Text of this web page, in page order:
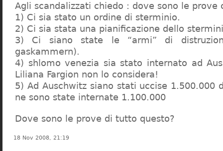
Agli scandalizzati chiedo : dove sono le prove
1) Ci sia stato un ordine di sterminio.
2) Ci sia stata una pianificazione dello
3) Ci siano state le “armi” di
gaskammern).
4) shlomo venezia sia stato internato ad
Liliana Fargion non lo considera!
5) Ad Auschwitz siano stati uccise 1.500.000
ne sono state internate 1.100.000
Dove sono le prove di tutto questo?
18 Nov 2008, 21:19